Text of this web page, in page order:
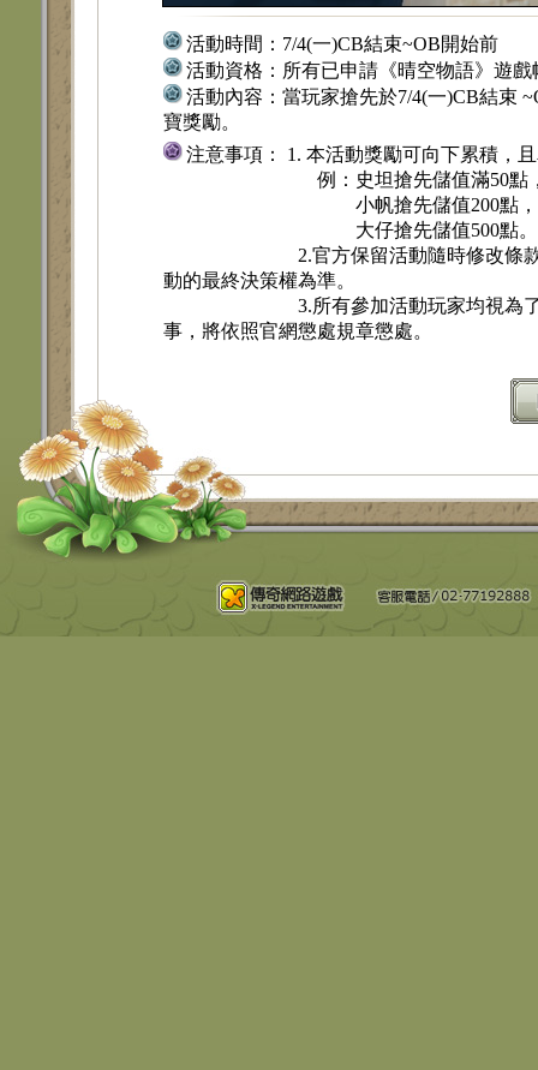
活動時間： 7/4(一)CB結束~OB開始前
活動資格： 所有已申請《晴空物語》遊
活動內容： 當玩家搶先於7/4(一)CB結束
寶獎勵。
注意事項： 1. 本活動獎勵可向下累積，
例：史坦搶先儲值滿50點，即
小帆搶先儲值200點，即可獲
大仔搶先儲值500點。即可獲
2.官方保留活動隨時修改條款的權
動的最終決策權為準。
3.所有參加活動玩家均視為了解並
事，將依照官網懲處規章懲處。